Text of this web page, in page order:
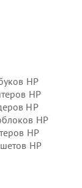
HP
HP
HP
HP
HP
HP